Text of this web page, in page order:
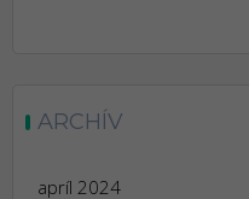
ARCHÍV
apríl 2024